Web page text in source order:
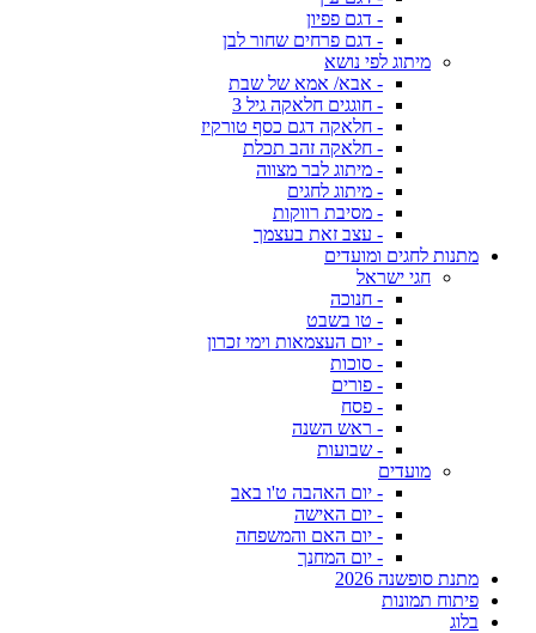
- דגם פפיון
- דגם פרחים שחור לבן
מיתוג לפי נושא
- אבא/ אמא של שבת
- חוגגים חלאקה גיל 3
- חלאקה דגם כסף טורקיז
- חלאקה זהב תכלת
- מיתוג לבר מצווה
- מיתוג לחגים
- מסיבת רווקות
- עצב זאת בעצמך
מתנות לחגים ומועדים
חגי ישראל
- חנוכה
- טו בשבט
- יום העצמאות וימי זכרון
- סוכות
- פורים
- פסח
- ראש השנה
- שבועות
מועדים
- יום האהבה ט'ו באב
- יום האישה
- יום האם והמשפחה
- יום המחנך
מתנת סופשנה 2026
פיתוח תמונות
בלוג